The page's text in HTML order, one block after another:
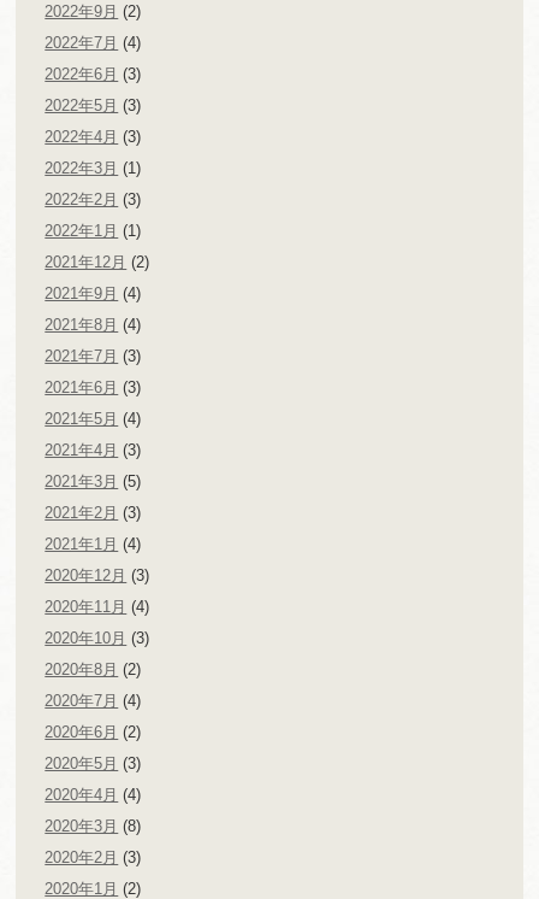
2022年9月 (2)
2022年7月 (4)
2022年6月 (3)
2022年5月 (3)
2022年4月 (3)
2022年3月 (1)
2022年2月 (3)
2022年1月 (1)
2021年12月 (2)
2021年9月 (4)
2021年8月 (4)
2021年7月 (3)
2021年6月 (3)
2021年5月 (4)
2021年4月 (3)
2021年3月 (5)
2021年2月 (3)
2021年1月 (4)
2020年12月 (3)
2020年11月 (4)
2020年10月 (3)
2020年8月 (2)
2020年7月 (4)
2020年6月 (2)
2020年5月 (3)
2020年4月 (4)
2020年3月 (8)
2020年2月 (3)
2020年1月 (2)